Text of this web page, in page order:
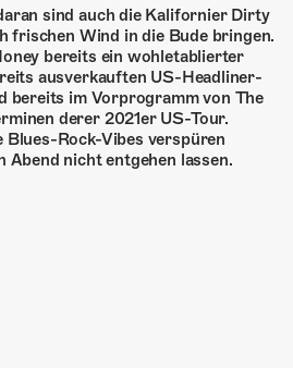
sind auch die Kalifornier Dirty
frischen Wind in die Bude bringen.
bereits ein wohletablierter
ausverkauften US-Headliner-
bereits im Vorprogramm von The
derer 2021er US-Tour.
Rock-Vibes verspüren
Abend nicht entgehen lassen.